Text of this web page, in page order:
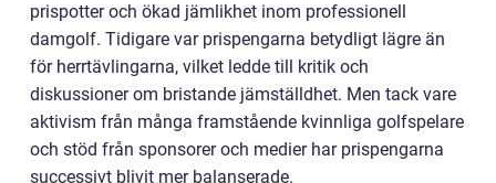
prispotter och ökad jämlikhet inom professionell
damgolf. Tidigare var prispengarna betydligt lägre än
för herrtävlingarna, vilket ledde till kritik och
diskussioner om bristande jämställdhet. Men tack vare
aktivism från många framstående kvinnliga golfspelare
och stöd från sponsorer och medier har prispengarna
successivt blivit mer balanserade.